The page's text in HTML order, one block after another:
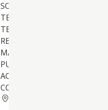
SOLUCIONES GLOBALES EN
TELEMARKETING Y
TELESERVICIOS, LA
RELACIONADA CON EL
MARKETING NACE74.13 Y LA
PUBLICIDAD NACE 74.4. Y LA
ACTIVIDAD DE CALL
CONTA